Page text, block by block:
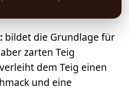
bildet die Grundlage für
zarten Teig
verleiht dem Teig einen
und eine